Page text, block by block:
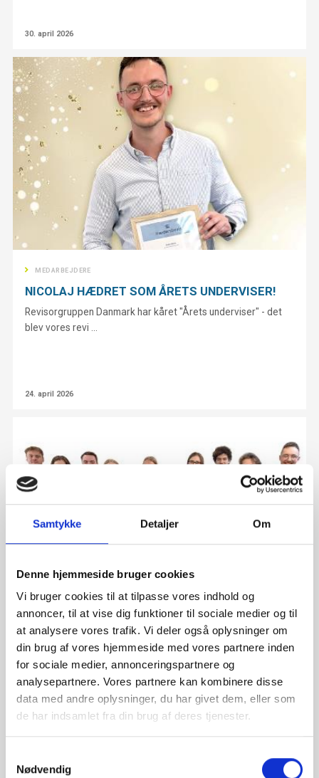
Samtykke Detaljer Om
Denne hjemmeside bruger cookies
Vi bruger cookies til at tilpasse vores indhold og
annoncer, til at vise dig funktioner til sociale medier og til
at analysere vores trafik. Vi deler også oplysninger om
din brug af vores hjemmeside med vores partnere inden
for sociale medier, annonceringspartnere og
analysepartnere. Vores partnere kan kombinere disse
data med andre oplysninger, du har givet dem, eller som
de har indsamlet fra din brug af deres tjenester.
Nødvendig
30. april 2026
MEDARBEJDERE
NICOLAJ HÆDRET SOM ÅRETS UNDERVISER!
Revisorgruppen Danmark har kåret "Årets underviser" - det
blev ​vores revi ...
24. april 2026
MEDARBEJDERE
TILLYKKE TIL VORES REVISOR-TRAINEES
Alle vores trainees har bestået teorien på Fasttrack revisor-
uddannelsen. ...